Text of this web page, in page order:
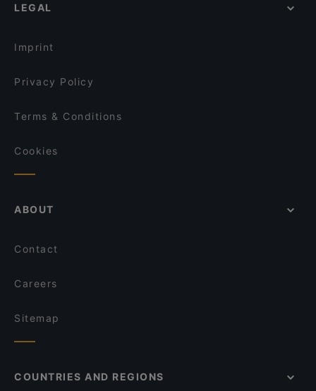
Dante Cafe Ristorante
Dinner Options in Troisdorf
LEGAL
Imprint
Privacy Policy
Terms & Conditions
Cookies
ABOUT
Contact
Careers
Sitemap
COUNTRIES AND REGIONS